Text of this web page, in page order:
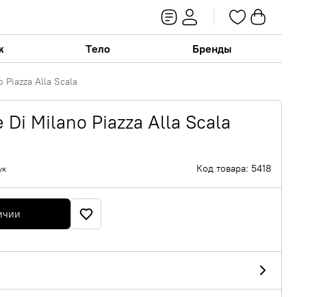
Тело Бренды
Alla Scala
Di Milano Piazza Alla Scala
Код товара: 5418